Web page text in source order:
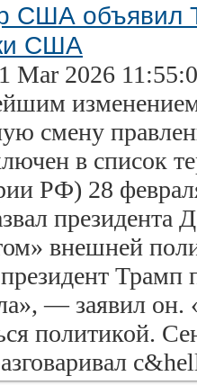
США объявил
США
Mar 2026
изменением
смену
в список
РФ) 28
президента
внешней
— заявил
политикой.